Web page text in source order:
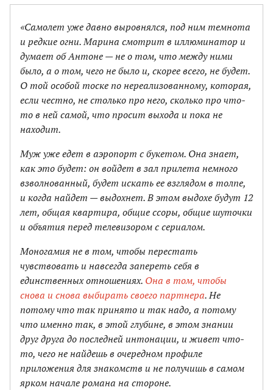
«Самолет уже давно выровнялся, под ним темнота
и редкие огни. Марина смотрит в иллюминатор и
думает об Антоне — не о том, что между ними
было, а о том, чего не было и, скорее всего, не будет.
О той особой тоске по нереализованному, которая,
если честно, не столько про него, сколько про что-
то в ней самой, что просит выхода и пока не
находит.
Муж уже едет в аэропорт с букетом. Она знает,
как это будет: он войдет в зал прилета немного
взволнованный, будет искать ее взглядом в толпе,
и когда найдет — выдохнет. В этом выдохе будут 12
лет, общая квартира, общие ссоры, общие шуточки
и объятия перед телевизором с сериалом.
Моногамия не в том, чтобы перестать
чувствовать и навсегда запереть себя в
единственных отношениях. Она в том, чтобы
снова и снова выбирать своего партнера. Не
потому что так принято и так надо, а потому
что именно так, в этой глубине, в этом знании
друг друга до последней интонации, и живет что-
то, чего не найдешь в очередном профиле
приложения для знакомств и не получишь в самом
ярком начале романа на стороне.